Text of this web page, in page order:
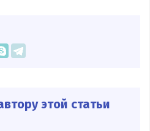
этой статьи